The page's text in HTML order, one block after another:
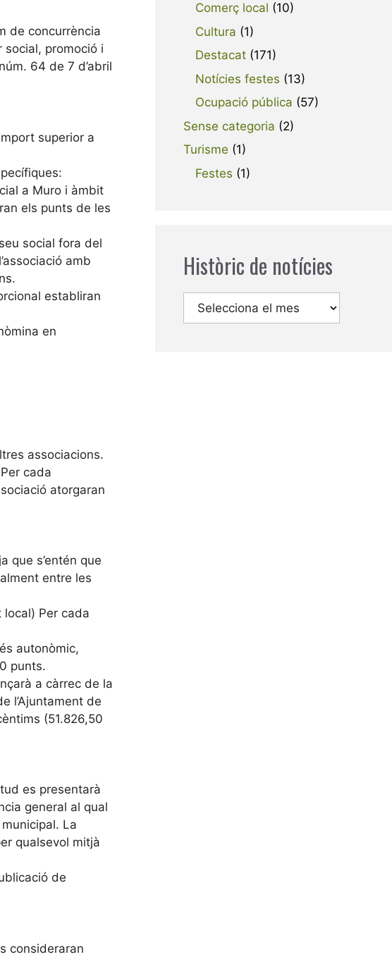
de concurrència
promoció i
64 de 7 d’abril
superior a
a Muro i àmbit
els punts de les
social fora del
amb
establiran
en
associacions.
cada
atorgaran
que s’entén que
entre les
local) Per cada
autonòmic,
punts.
a càrrec de la
l’Ajuntament de
(51.826,50
es presentarà
general al qual
La
qualsevol mitjà
de
consideraran
Comerç local (10)
Cultura (1)
Destacat (171)
Notícies festes (13)
Ocupació pública (57)
Sense categoria (2)
Turisme (1)
Festes (1)
Històric de notícies
Arxius